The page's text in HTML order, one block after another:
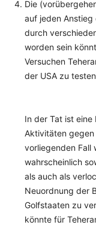
Die
auf jeden Anstieg
durch
worden sein
Versuchen
der USA zu
In der Tat ist eine
Aktivitäten gegen
vorliegenden Fall
wahrscheinlich
als auch als
Neuordnung der
Golfstaaten zu
könnte für